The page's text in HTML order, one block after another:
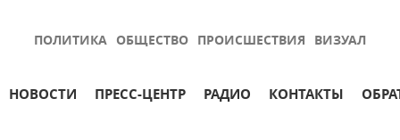
ПОЛИТИКА ОБЩЕСТВО ПРОИСШЕСТВИЯ ВИЗУАЛ
НОВОСТИ ПРЕСС-ЦЕНТР РАДИО КОНТАКТЫ